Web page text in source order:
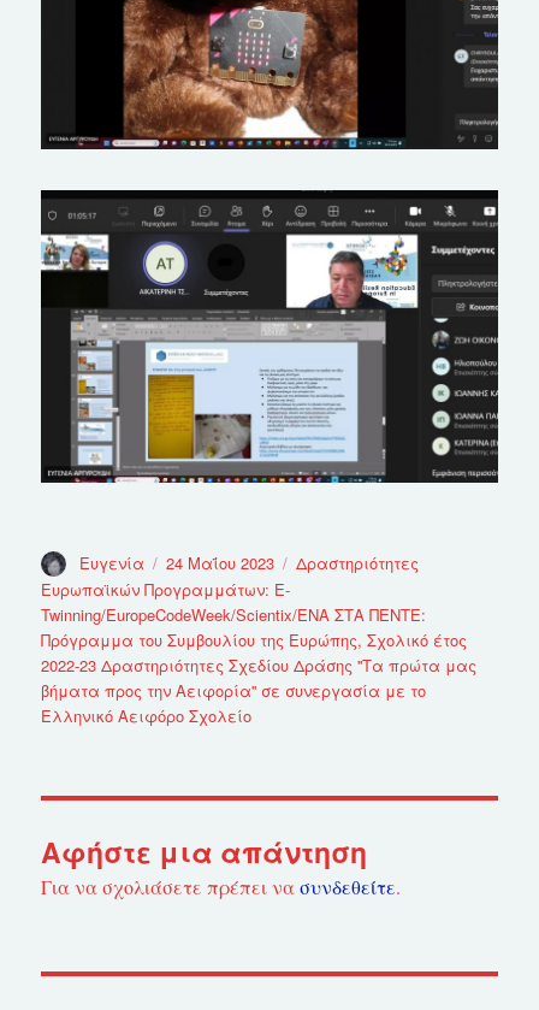
Συντάκτης
Ευγενία
Δημοσιεύτηκε
την
24 Μαΐου 2023 Κατηγορίες
Δραστηριότητες
Ευρωπαϊκών Προγραμμάτων: E-
Twinning/EuropeCodeWeek/Scientix/ΕΝΑ ΣΤΑ ΠΕΝΤΕ:
Πρόγραμμα του Συμβουλίου της Ευρώπης,Σχολικό έτος
2022-23 Δραστηριότητες Σχεδίου Δράσης ''Τα πρώτα μας
βήματα προς την Αειφορία'' σε συνεργασία με το
Ελληνικό Αειφόρο Σχολείο
Αφήστε μια απάντηση
Για να σχολιάσετε πρέπει νασυνδεθείτε.